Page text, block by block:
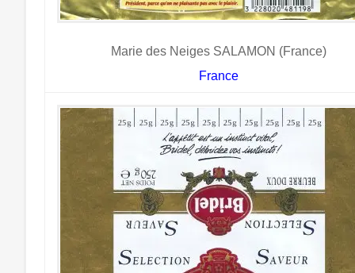
Marie des Neiges SALAMON (France)
France